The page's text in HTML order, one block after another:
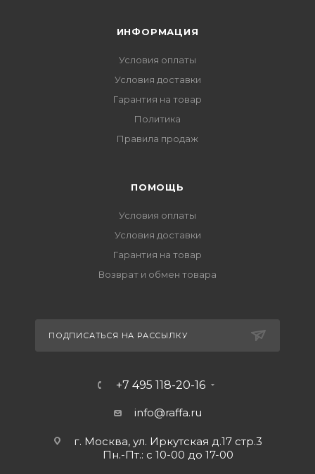
ИНФОРМАЦИЯ
Условия оплаты
Условия доставки
Гарантия на товар
Политика
Правила продаж
ПОМОЩЬ
Условия оплаты
Условия доставки
Гарантия на товар
Возврат и обмен товара
ПОДПИСАТЬСЯ НА РАССЫЛКУ
+7 495 118-20-16
info@raffa.ru
г. Москва, ул. Иркутская д.17 стр.3
Пн.-Пт.: с 10-00 до 17-00